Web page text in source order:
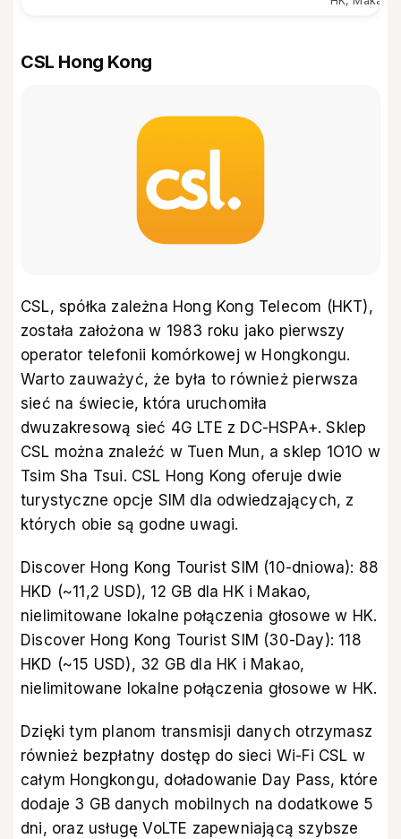
CSL Hong Kong
CSL, spółka zależna Hong Kong Telecom (HKT),
została założona w 1983 roku jako pierwszy
operator telefonii komórkowej w Hongkongu.
Warto zauważyć, że była to również pierwsza
sieć na świecie, która uruchomiła
dwuzakresową sieć 4G LTE z DC-HSPA+. Sklep
CSL można znaleźć w Tuen Mun, a sklep 1O1O w
Tsim Sha Tsui. CSL Hong Kong oferuje dwie
turystyczne opcje SIM dla odwiedzających, z
których obie są godne uwagi.
Discover Hong Kong Tourist SIM (10-dniowa): 88
HKD (~11,2 USD), 12 GB dla HK i Makao,
nielimitowane lokalne połączenia głosowe w HK.
Discover Hong Kong Tourist SIM (30-Day): 118
HKD (~15 USD), 32 GB dla HK i Makao,
nielimitowane lokalne połączenia głosowe w HK.
Dzięki tym planom transmisji danych otrzymasz
również bezpłatny dostęp do sieci Wi-Fi CSL w
całym Hongkongu, doładowanie Day Pass, które
dodaje 3 GB danych mobilnych na dodatkowe 5
dni, oraz usługę VoLTE zapewniającą szybsze